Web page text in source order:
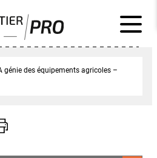
génie des équipements agricoles –